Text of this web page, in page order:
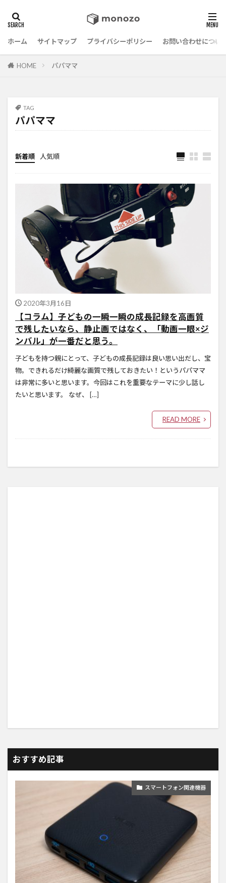
ホーム サイトマップ プライバシーポリシー お問い合わせについ
HOME パパママ
TAG
パパママ
新着順 人気順
2020年3月16日
【コラム】子どもの一瞬一瞬の成長記録を高画質
で残したいなら、静止画ではなく、「動画一眼×ジ
ンバル」が一番だと思う。
子どもを持つ親にとって、子どもの成長記録は良い思い出だし、宝
物。できれるだけ綺麗な画質で残しておきたい！というパパママ
は非常に多いと思います。今回はこれを重要なテーマに少し話し
たいと思います。 なぜ、 […]
READ MORE
おすすめ記事
スマートフォン関連機器